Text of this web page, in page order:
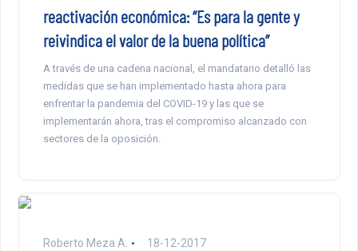
reactivación económica: “Es para la gente y
reivindica el valor de la buena política”
A través de una cadena nacional, el mandatario detalló las
medidas que se han implementado hasta ahora para
enfrentar la pandemia del COVID-19 y las que se
implementarán ahora, tras el compromiso alcanzado con
sectores de la oposición.
Roberto Meza A. 18-12-2017